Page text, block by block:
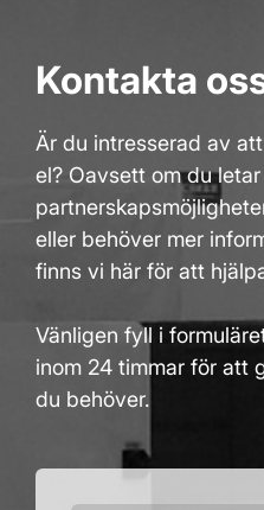
Kontakta
Är du intresserad av
el? Oavsett om du
eller behöver mer
finns vi här för att
Vänligen fyll i
inom 24 timmar för att
du behöver.